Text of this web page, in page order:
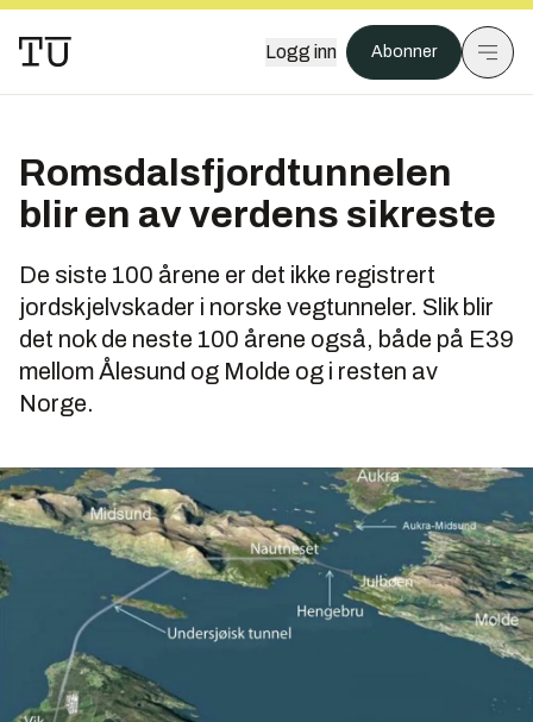
Logg inn Abonner
Romsdalsfjordtunnelen
blir en av verdens sikreste
De siste 100 årene er det ikke registrert
jordskjelvskader i norske vegtunneler. Slik blir
det nok de neste 100 årene også, både på E39
mellom Ålesund og Molde og i resten av
Norge.